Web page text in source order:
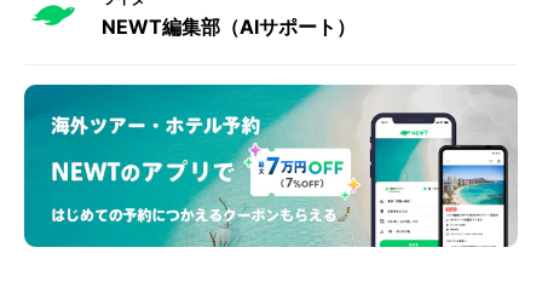
NEWT編集部（AIサポート）